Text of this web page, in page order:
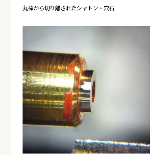
丸棒から切り離されたシャトン・穴石